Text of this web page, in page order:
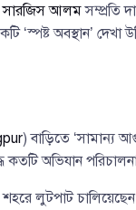
সারজিস আলমসম্প্রতি
‘স্পষ্ট অবস্থান’
) বাড়িতে ‘সামান্য
কতটি অভিযান
লুটপাট